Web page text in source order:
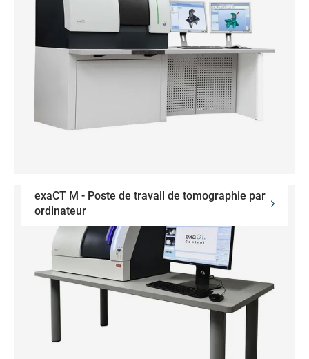
exaCT M - Poste de travail de tomographie par
ordinateur